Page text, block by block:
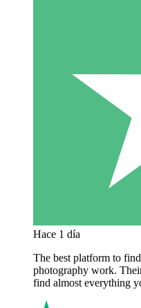
Hace 1 día
The best platform to
photography work.
find almost everything